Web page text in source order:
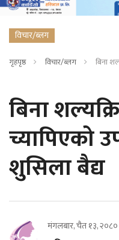
विचार/ब्लग
गृहपृष्ठ विचार/ब्लग बिना
बिना
च्यापिएको
शुसिला बैद्य
मंगलबार, चैत १३, २०८०